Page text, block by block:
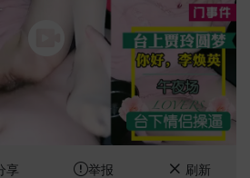
享 举报 刷新